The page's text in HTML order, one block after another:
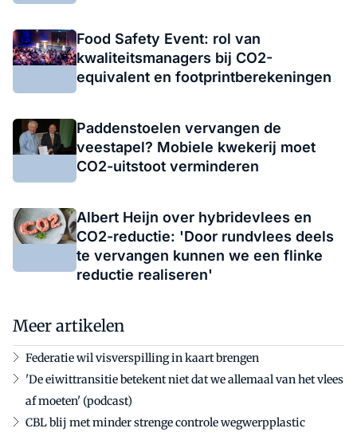
Food Safety Event: rol van
kwaliteitsmanagers bij CO2-
equivalent en footprintberekeningen
Paddenstoelen vervangen de
veestapel? Mobiele kwekerij moet
CO2-uitstoot verminderen
Albert Heijn over hybridevlees en
CO2-reductie: 'Door rundvlees deels
te vervangen kunnen we een flinke
reductie realiseren'
Meer artikelen
Federatie wil visverspilling in kaart brengen
'De eiwittransitie betekent niet dat we allemaal van het vlees
af moeten' (podcast)
CBL blij met minder strenge controle wegwerpplastic